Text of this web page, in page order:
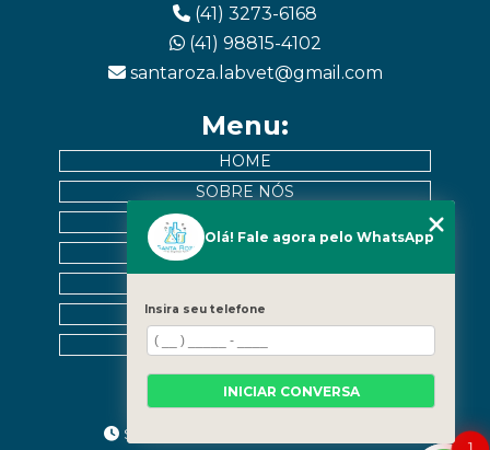
(41) 3273-6168
(41) 98815-4102
santaroza.labvet@gmail.com
Menu:
HOME
SOBRE NÓS
MURAL DE PACIENTES
CATEGORIAS
MAPA DO SITE
Horários:
Seg a Sex - 9h às 12h | 13h às 17h30
Olá! Fale agora pelo WhatsApp
Insira seu telefone
INICIAR CONVERSA